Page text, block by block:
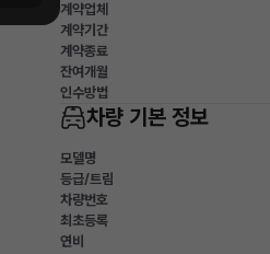
계약업체
계약기간
계약종료
잔여개월
인수방법
차량 기본 정보
모델명
등급/트림
차량번호
최초등록
연비